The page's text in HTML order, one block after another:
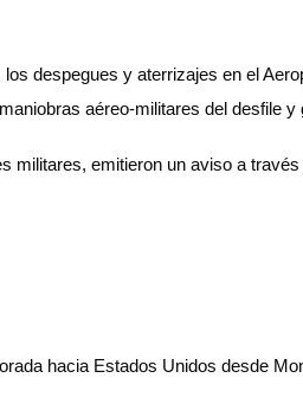
despegues y aterrizajes en el
aéreo-militares del desfile
emitieron un aviso a
hacia Estados Unidos desde